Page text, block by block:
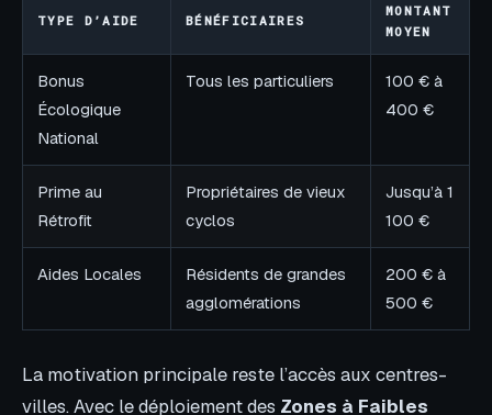
TYPE D’AIDE BÉNÉFICIAIRES
MONTANT
MOYEN
Bonus
Écologique
National
Tous les particuliers
100 € à
400 €
Prime au
Rétrofit
Propriétaires de vieux
cyclos
Jusqu’à 1
100 €
Aides Locales
Résidents de grandes
agglomérations
200 € à
500 €
La motivation principale reste l’accès aux centres-
villes. Avec le déploiement des Zones à Faibles